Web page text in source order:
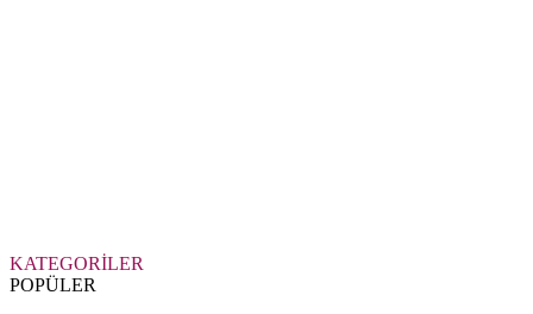
KATEGORİLER
POPÜLER